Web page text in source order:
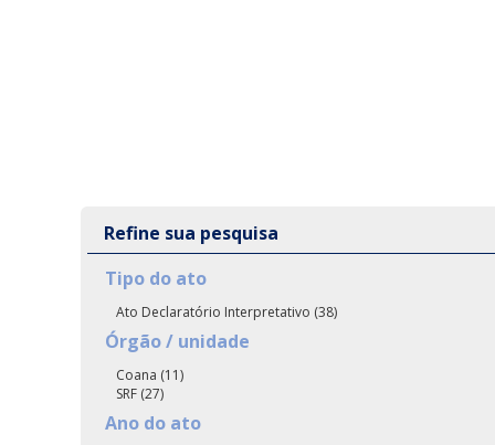
Refine sua pesquisa
Tipo do ato
Ato Declaratório Interpretativo (38)
Órgão / unidade
Coana (11)
SRF (27)
Ano do ato